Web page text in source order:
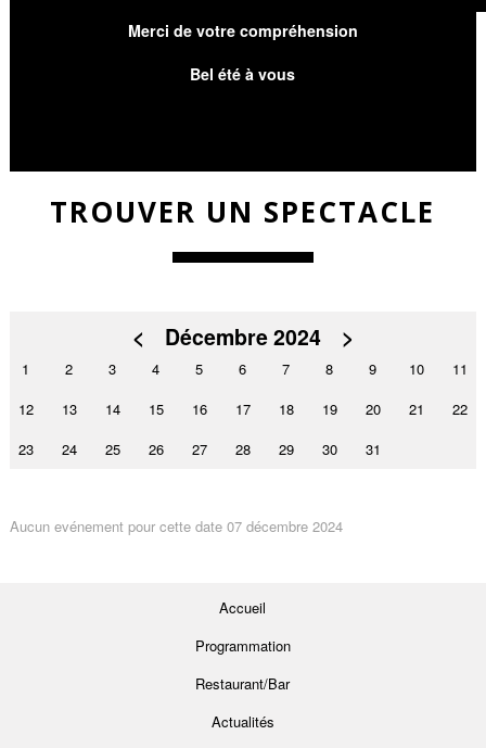
Merci de votre compréhension
Bel été à vous
TROUVER UN SPECTACLE
< Décembre 2024 >
1 2 3 4 5 6 7 8 9 10
11
12
13 14 15 16 17 18 19 20 21
22
23
24 25 26 27 28 29 30 31
Aucun evénement pour cette date 07 décembre 2024
Accueil
Programmation
Restaurant/Bar
Actualités